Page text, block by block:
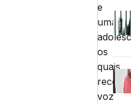
e
uma
os
quais
voz